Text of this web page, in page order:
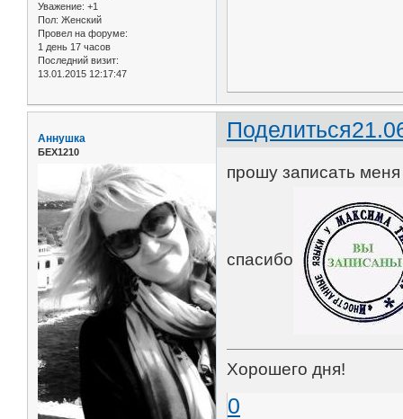
Уважение: +1
Пол: Женский
Провел на форуме:
1 день 17 часов
Последний визит:
13.01.2015 12:17:47
Поделиться
Аннушка
БЕХ1210
прошу записать
спасибо
Хорошего дня!
0